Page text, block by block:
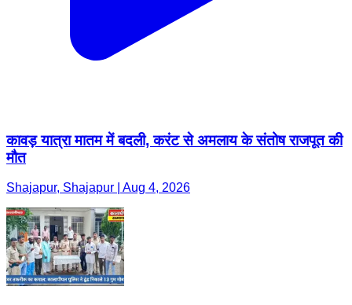
कावड़ यात्रा मातम में बदली, करंट से अमलाय के संतोष राजपूत की
मौत
Shajapur, Shajapur | Aug 4, 2026